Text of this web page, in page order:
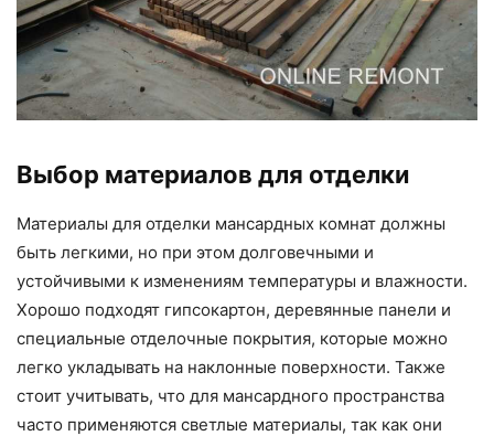
Выбор материалов для отделки
Материалы для отделки мансардных комнат должны
быть легкими, но при этом долговечными и
устойчивыми к изменениям температуры и влажности.
Хорошо подходят гипсокартон, деревянные панели и
специальные отделочные покрытия, которые можно
легко укладывать на наклонные поверхности. Также
стоит учитывать, что для мансардного пространства
часто применяются светлые материалы, так как они